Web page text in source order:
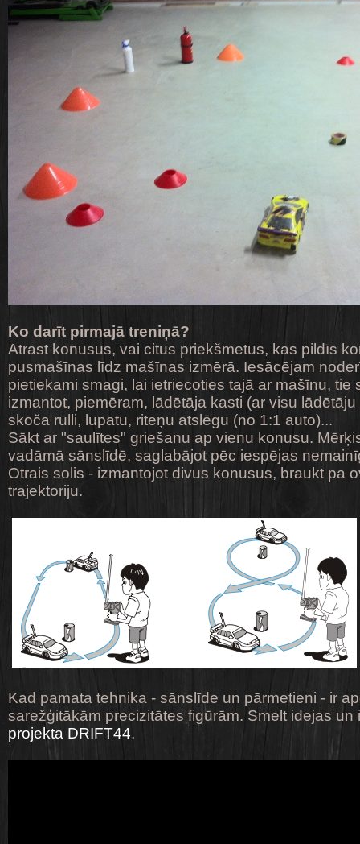
Ko darīt pirmajā treniņā?
Atrast konusus, vai citus priekšmetus, kas pildīs
pusmašīnas līdz mašīnas izmērā. Iesācējam
pietiekami smagi, lai ietriecoties tajā ar mašīnu, tie
izmantot, piemēram, lādētāja kasti (ar visu
skoča rulli, lupatu, riteņu atslēgu (no 1:1 auto)...
Sākt ar "saulītes" griešanu ap vienu konusu.
vadāmā sānslīdē, saglabājot pēc iespējas
Otrais solis - izmantojot divus konusus, braukt pa
trajektoriju.
Kad pamata tehnika - sānslīde un pārmetieni - ir
sarežģitākām precizitātes figūrām. Smelt idejas
projekta DRIFT44.